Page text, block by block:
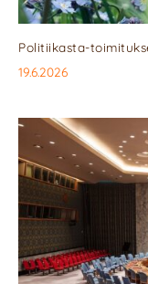
Politiikasta-
19.6.2026